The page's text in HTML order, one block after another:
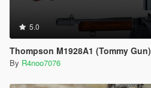
5.0
Thompson M1928A1 (Tommy Gun)
By R4noo7076